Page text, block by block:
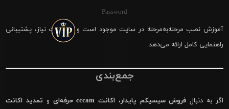
Password
آموزش نصب مرحله‌به‌مرحله در سایت موجود است و در صورت نیاز، پشتیبانی
راهنمایی کامل ارائه می‌دهد.
جمع‌بندی
اگر به دنبال فروش سیسیکم پایدار، اکانت cccam حرفه‌ای و تمدید اکانت